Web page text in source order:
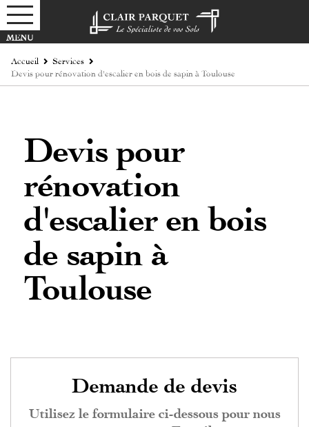
Accueil Services
Devis pour rénovation d'escalier en bois de sapin à Toulouse
Devis pour
rénovation
d'escalier en bois
de sapin à
Toulouse
Demande de devis
Utilisez le formulaire ci-dessous pour nous